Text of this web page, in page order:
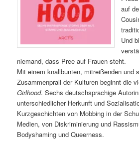
auf
Und
niemand, dass Pree auf Frauen steht.
Mit einem knallbunten, mitreißenden und
Zusammenprall der Kulturen beginnt die
Girlhood. Sechs deutschsprachige
unterschiedlicher Herkunft und
Kurzgeschichten von Mobbing in der
Medien, von Diskriminierung und
Bodyshaming und Queerness.